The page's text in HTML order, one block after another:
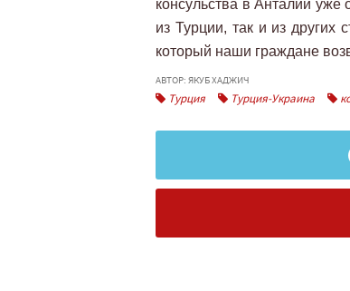
консульства в Анталии
из Турции, так и из других
который наши граждане
АВТОР: ЯКУБ ХАДЖИЧ
Турция Турция-Украина